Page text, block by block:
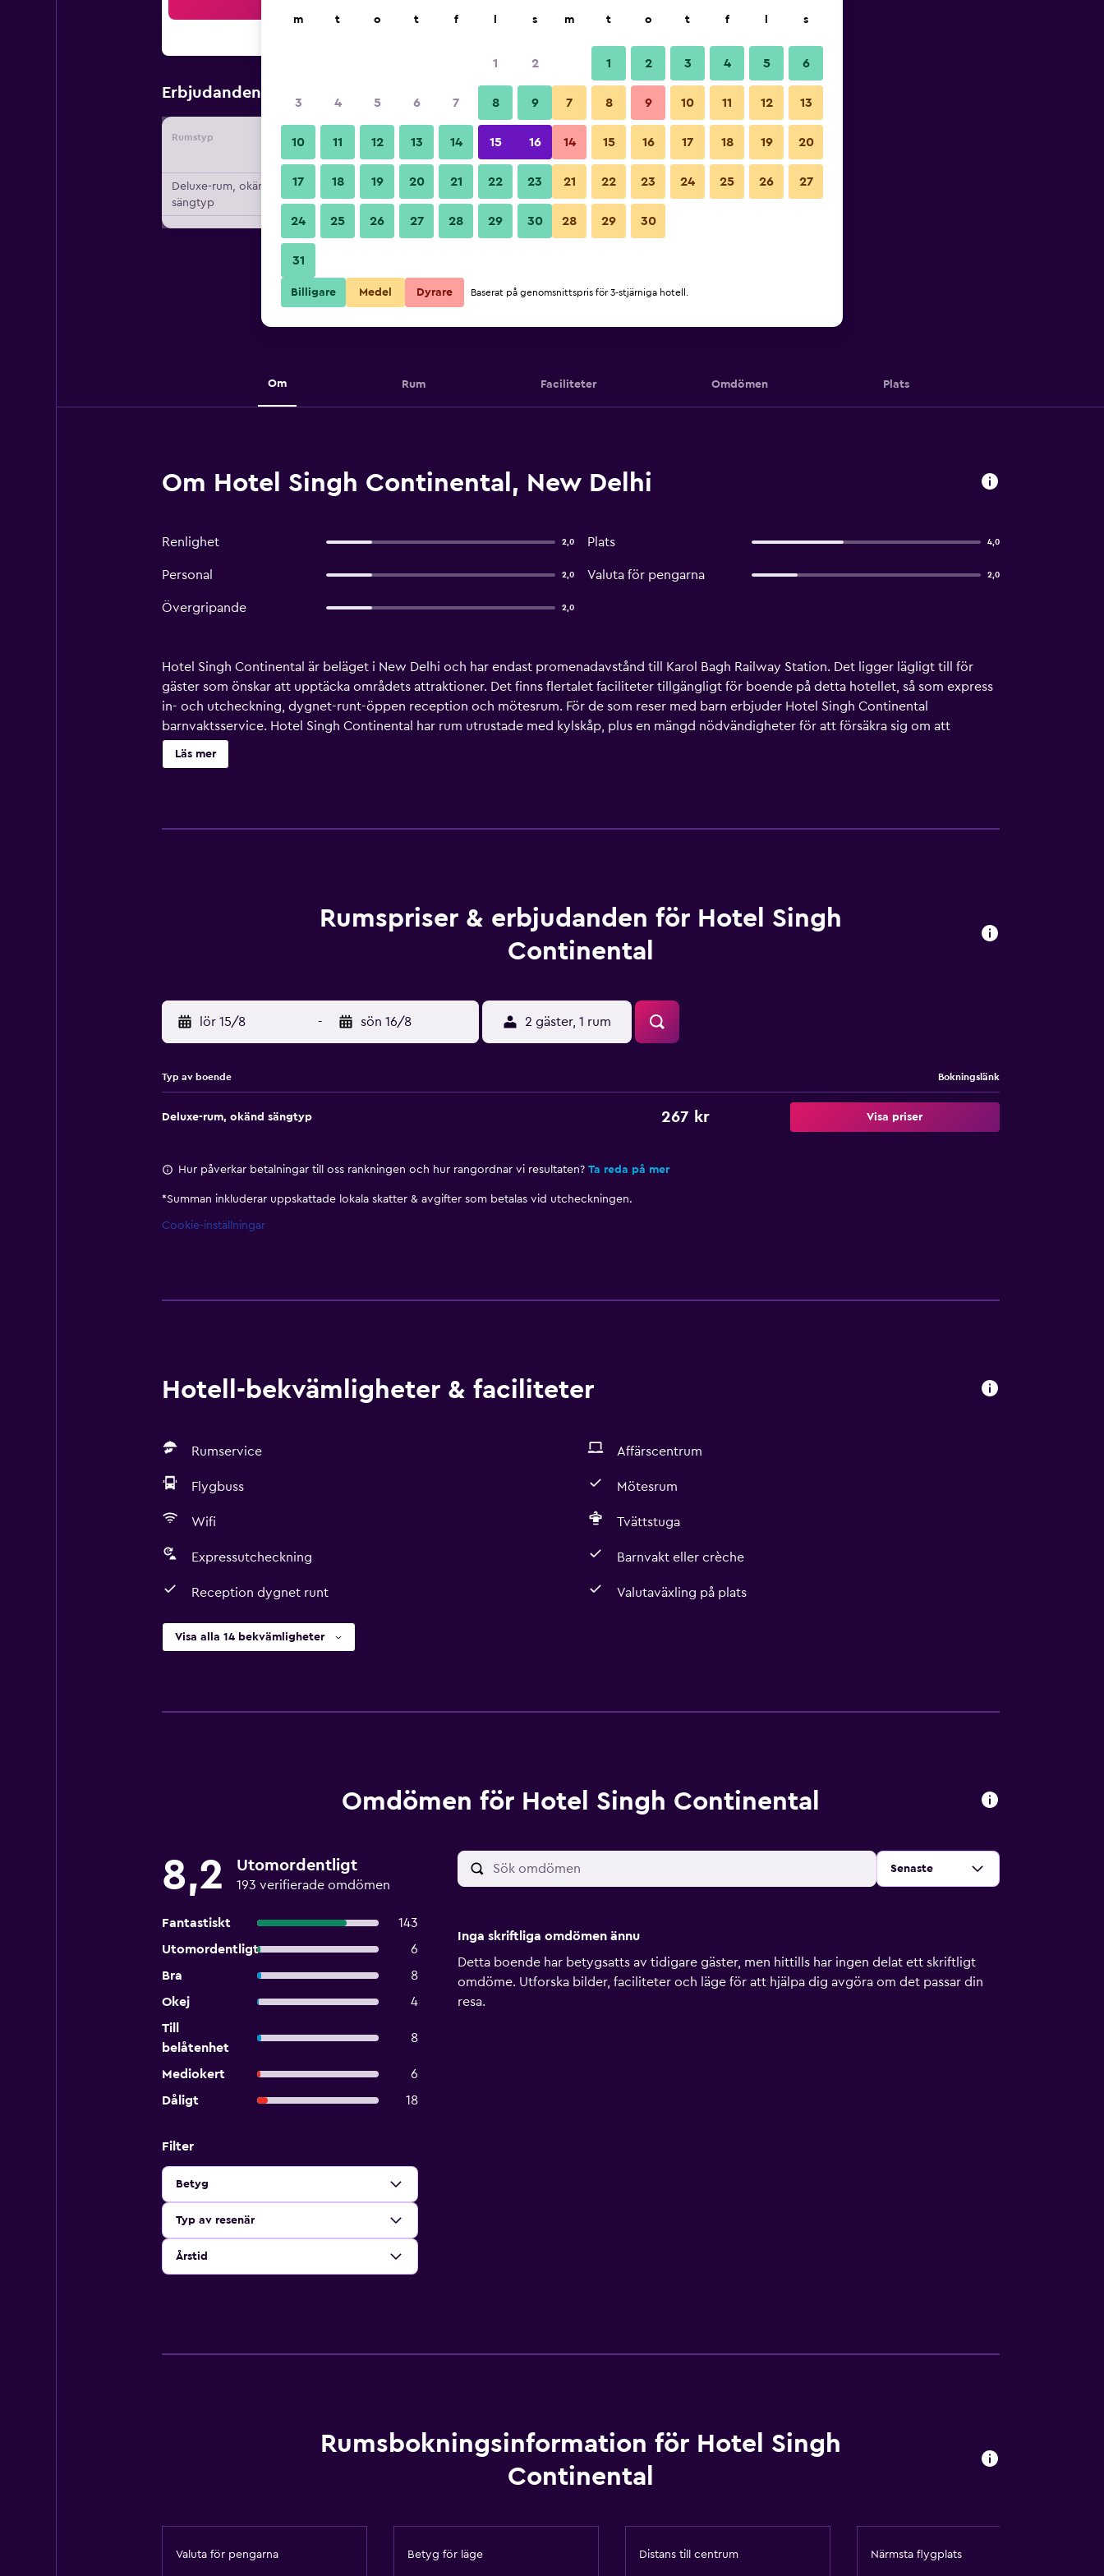
Erbjudanden från Billigaste Pris per natt
Rumstyp Leverantör
Per natt
Deluxe-rum, okänd
sängtyp
267 kr Visa erbjudande
Om Rum Faciliteter Omdömen Plats
Om Hotel Singh Continental, New Delhi
Renlighet 2,0 Plats 4,0
Personal 2,0 Valuta för pengarna 2,0
Övergripande 2,0
Hotel Singh Continental är beläget i New Delhi och har endast promenadavstånd till Karol Bagh Railway Station. Det ligger lägligt till för
gäster som önskar att upptäcka områdets attraktioner. Det finns flertalet faciliteter tillgängligt för boende på detta hotellet, så som express
in- och utcheckning, dygnet-runt-öppen reception och mötesrum. För de som reser med barn erbjuder Hotel Singh Continental
barnvaktsservice. Hotel Singh Continental har rum utrustade med kylskåp, plus en mängd nödvändigheter för att försäkra sig om att
gästerna har en angenäm vistelse. Boende på detta hotellet kan serveras en tillfredställande frukost varje morning morgon. Färdiggjorda
luncher finns tillgängligt för de som ska gå på sightseeing. Hotel Singh Continental ligger nära Rajendra Place Metro Station, vilket gör det
Läs mer
Rumspriser & erbjudanden för Hotel Singh
Continental
lör 15/8 - sön 16/8 2 gäster, 1 rum
Typ av boende Bokningslänk
Deluxe-rum, okänd sängtyp 267 kr Visa priser
Hur påverkar betalningar till oss rankningen och hur rangordnar vi resultaten? Ta reda på mer
*Summan inkluderar uppskattade lokala skatter & avgifter som betalas vid utcheckningen.
Cookie-inställningar
Hotell-bekvämligheter & faciliteter
Rumservice Affärscentrum
Flygbuss Mötesrum
Wifi Tvättstuga
Expressutcheckning Barnvakt eller crèche
Reception dygnet runt Valutaväxling på plats
Visa alla 14 bekvämligheter
Omdömen för Hotel Singh Continental
8,2 Utomordentligt
193 verifierade omdömen
Fantastiskt
143
Utomordentligt
6
Bra
8
Okej
4
Till
belåtenhet
8
Mediokert
6
Dåligt
18
Sortera efter
Senaste
Filter
Betyg
Typ av resenär
Årstid
Inga skriftliga omdömen ännu
Detta boende har betygsatts av tidigare gäster, men hittills har ingen delat ett skriftligt
omdöme. Utforska bilder, faciliteter och läge för att hjälpa dig avgöra om det passar din
resa.
Rumsbokningsinformation för Hotel Singh
Continental
Valuta för pengarna Betyg för läge Distans till centrum Närmsta flygplats
m t o t f s
1 2
3 4 5 6 7 8 9
10 11 12 13 14 15 16
17 18 19 20 21 22 23
24 25 26 27 28 29 30
31
m t o t f s
1 2 3 4 5 6
7 8 9 10 11 12 13
14 15 16 17 18 19 20
21 22 23 24 25 26 27
28 29 30
Billigare Medel Dyrare Baserat på genomsnittspris för 3-stjärniga hotell.